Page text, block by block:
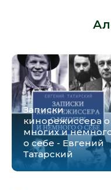
Записки
кинорежиссера о
многих и
о себе - Евгений
Татарский